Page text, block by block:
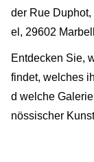
der Rue
el, 29602
Entdecken Sie,
findet, welches
d welche
nössischer